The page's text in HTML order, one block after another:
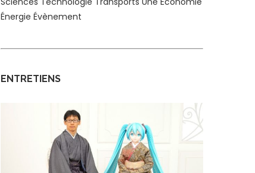
Énergie Évènement
ENTRETIENS